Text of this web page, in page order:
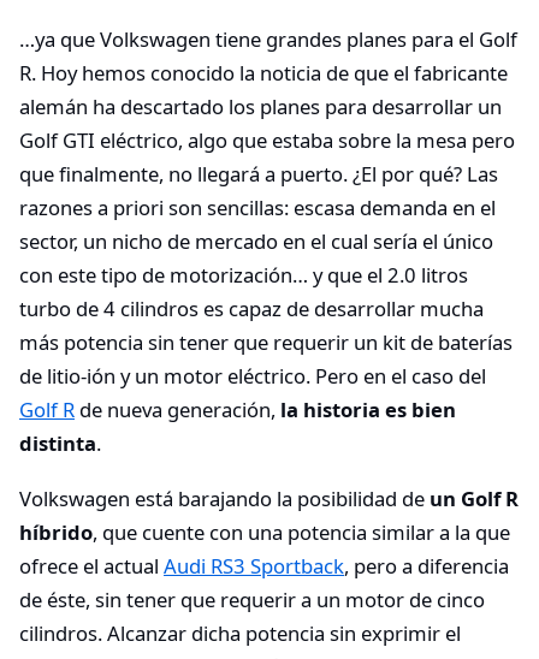
…ya que Volkswagen tiene grandes planes para el Golf
R. Hoy hemos conocido la noticia de que el fabricante
alemán ha descartado los planes para desarrollar un
Golf GTI eléctrico, algo que estaba sobre la mesa pero
que finalmente, no llegará a puerto. ¿El por qué? Las
razones a priori son sencillas: escasa demanda en el
sector, un nicho de mercado en el cual sería el único
con este tipo de motorización… y que el 2.0 litros
turbo de 4 cilindros es capaz de desarrollar mucha
más potencia sin tener que requerir un kit de baterías
de litio-ión y un motor eléctrico. Pero en el caso del
Golf R de nueva generación, la historia es bien
distinta.
Volkswagen está barajando la posibilidad de un Golf R
híbrido, que cuente con una potencia similar a la que
ofrece el actual Audi RS3 Sportback, pero a diferencia
de éste, sin tener que requerir a un motor de cinco
cilindros. Alcanzar dicha potencia sin exprimir el